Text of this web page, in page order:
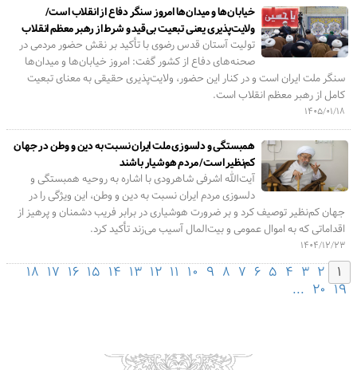
خیابان‌ها و میدان‌ها امروز سنگر دفاع از انقلاب است/
ولایت‌پذیری یعنی تبعیت بی‌قید و شرط از رهبر معظم انقلاب
تولیت آستان قدس رضوی با تأکید بر نقش حضور مردمی در
صحنه‌های دفاع از کشور گفت: امروز خیابان‌ها و میدان‌ها
سنگر ملت ایران است و در کنار این حضور، ولایت‌پذیری حقیقی به معنای تبعیت
کامل از رهبر معظم انقلاب است.
۱۴۰۵/۰۱/۱۸
همبستگی و دلسوزی ملت ایران نسبت به دین و وطن در جهان
کم‌نظیر است/ مردم هوشیار باشند
آیت‌الله اشرفی شاهرودی با اشاره به روحیه همبستگی و
دلسوزی مردم ایران نسبت به دین و وطن، این ویژگی را در
جهان کم‌نظیر توصیف کرد و بر ضرورت هوشیاری در برابر فریب دشمنان و پرهیز از
اقداماتی که به اموال عمومی و بیت‌المال آسیب می‌زند تأکید کرد.
۱۴۰۴/۱۲/۲۳
۱ ۲ ۳ ۴ ۵ ۶ ۷ ۸ ۹ ۱۰ ۱۱ ۱۲ ۱۳ ۱۴ ۱۵ ۱۶ ۱۷ ۱۸
۱۹ ۲۰ ...